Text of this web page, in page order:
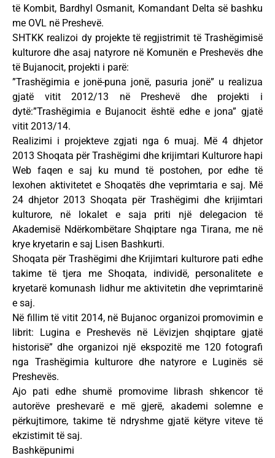
të Kombit, Bardhyl Osmanit, Komandant Delta së bashku
me OVL në Preshevë.
SHTKK realizoi dy projekte të regjistrimit të Trashëgimisë
kulturore dhe asaj natyrore në Komunën e Preshevës dhe
të Bujanocit, projekti i parë:
”Trashëgimia e jonë-puna jonë, pasuria jonë” u realizua
gjatë vitit 2012/13 në Preshevë dhe projekti i
dytë:”Trashëgimia e Bujanocit është edhe e jona” gjatë
vitit 2013/14.
Realizimi i projekteve zgjati nga 6 muaj. Më 4 dhjetor
2013 Shoqata për Trashëgimi dhe krijimtari Kulturore hapi
Web faqen e saj ku mund të postohen, por edhe të
lexohen aktivitetet e Shoqatës dhe veprimtaria e saj. Më
24 dhjetor 2013 Shoqata për Trashëgimi dhe krijimtari
kulturore, në lokalet e saja priti një delegacion të
Akademisë Ndërkombëtare Shqiptare nga Tirana, me në
krye kryetarin e saj Lisen Bashkurti.
Shoqata për Trashëgimi dhe Krijimtari kulturore pati edhe
takime të tjera me Shoqata, individë, personalitete e
kryetarë komunash lidhur me aktivitetin dhe veprimtarinë
e saj.
Në fillim të vitit 2014, në Bujanoc organizoi promovimin e
librit: Lugina e Preshevës në Lëvizjen shqiptare gjatë
historisë” dhe organizoi një ekspozitë me 120 fotografi
nga Trashëgimia kulturore dhe natyrore e Luginës së
Preshevës.
Ajo pati edhe shumë promovime librash shkencor të
autorëve preshevarë e më gjerë, akademi solemne e
përkujtimore, takime të ndryshme gjatë këtyre viteve të
ekzistimit të saj.
Bashkëpunimi